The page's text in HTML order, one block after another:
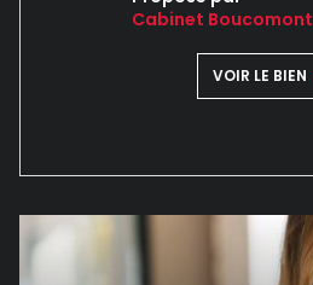
Cabinet Boucomont
VOIR LE BIEN